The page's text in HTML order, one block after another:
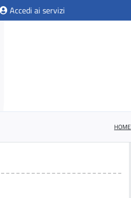
Accedi ai servizi
HOME